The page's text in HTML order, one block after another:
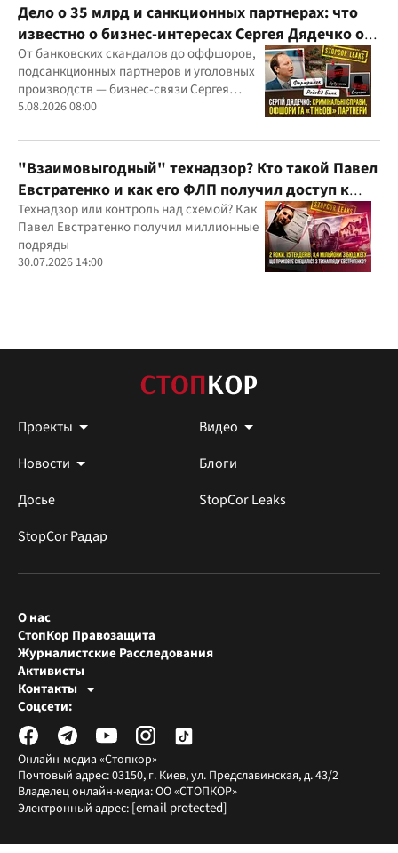
Дело о 35 млрд и санкционных партнерах: что
известно о бизнес-интересах Сергея Дядечко от
"Родовид Банка" до "ФАРМАСЕЛ"
От банковских скандалов до оффшоров,
подсанкционных партнеров и уголовных
производств — бизнес-связи Сергея
Дядечко до сих пор простираются через
юрисдикций
5.08.2026 08:00
"Взаимовыгодный" технадзор? Кто такой Павел
Евстратенко и как его ФЛП получил доступ к
бюджетным миллионам?
Технадзор или контроль над схемой? Как
Павел Евстратенко получил миллионные
подряды
30.07.2026 14:00
Проекты
Видео
Новости
Блоги
Досье
StopCor Leaks
StopCor Радар
Онлайн-медиа «Стопкор»
Почтовый адрес: 03150, г. Киев, ул. Предславинская, д. 43/2
Владелец онлайн-медиа: ОО «СТОПКОР»
Электронный адрес: [email protected]
О нас
СтопКор Правозащита
Журналистские Расследования
Активисты
Контакты
Редакция СтопКора
Журналисты-расследователи
Соцсети: